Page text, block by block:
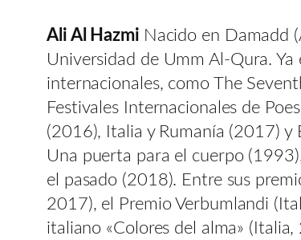
Ali Al Hazmi Nacido en Damadd
Universidad de Umm Al-Qura.
internacionales, como The
Festivales Internacionales de
(2016), Italia y Rumanía (2017) y
Una puerta para el cuerpo
el pasado (2018). Entre sus
2017), el Premio Verbumlandi
italiano «Colores del alma» (Italia,